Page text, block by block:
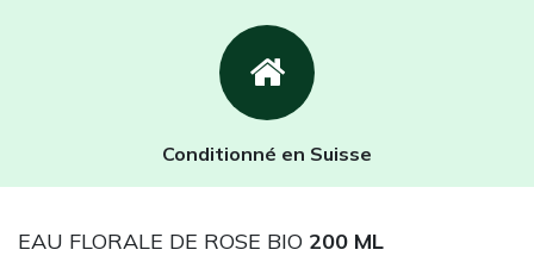
Conditionné en Suisse
EAU FLORALE DE ROSE BIO 200 ML